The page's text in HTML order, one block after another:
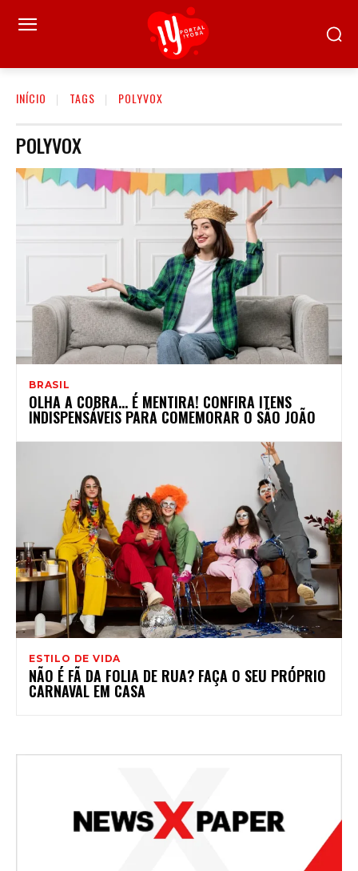
INÍCIO TAGS POLYVOX
POLYVOX
BRASIL
OLHA A COBRA… É MENTIRA! CONFIRA ITENS
INDISPENSÁVEIS PARA COMEMORAR O SÃO JOÃO
ESTILO DE VIDA
NÃO É FÃ DA FOLIA DE RUA? FAÇA O SEU PRÓPRIO
CARNAVAL EM CASA